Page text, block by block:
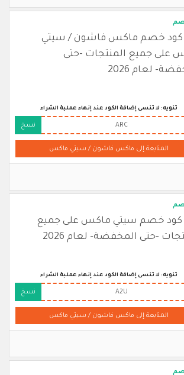
15% كود خصم ماكس فاشون / سيتي
على جميع المنتجات -حتى
لعام 2026
تنويه: لا تنسى إضافة الكود عند إنهاء عملية الشراء
ARC نسخ
المتابعة إلى ماكس فاشون / سيتي ماكس
10% كود خصم سيتي ماكس على جميع
-حتى المخفضة- لعام 2026
تنويه: لا تنسى إضافة الكود عند إنهاء عملية الشراء
A2U نسخ
المتابعة إلى ماكس فاشون / سيتي ماكس